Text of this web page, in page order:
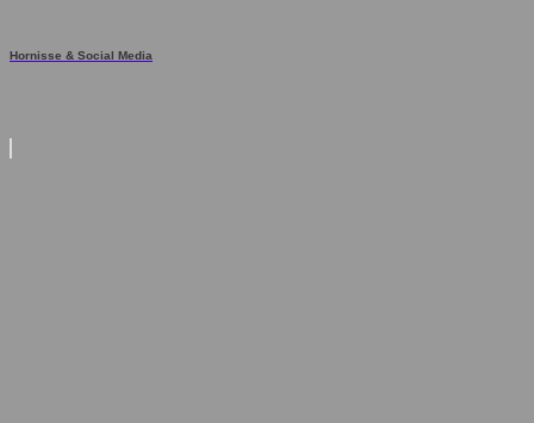
Hornisse & Social Media